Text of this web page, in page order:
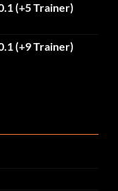
(+5 Trainer)
(+9 Trainer)